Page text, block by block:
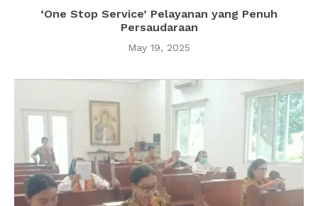
‘One Stop Service’ Pelayanan yang Penuh
Persaudaraan
May 19, 2025